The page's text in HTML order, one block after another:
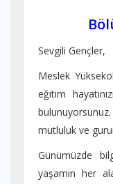
Sevgili Gençler,
Meslek
eğitim
mutluluk ve
Günümüzde
yaşamın her